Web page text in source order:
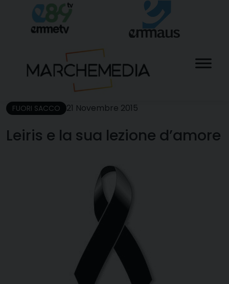
content
FUORI SACCO 21 Novembre 2015
Leiris e la sua lezione d’amore